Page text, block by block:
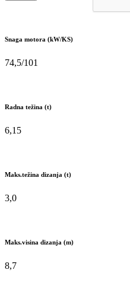
Snaga motora (kW/KS)
74,5/101
Radna težina (t)
6,15
Maks.težina dizanja (t)
3,0
Maks.visina dizanja (m)
8,7